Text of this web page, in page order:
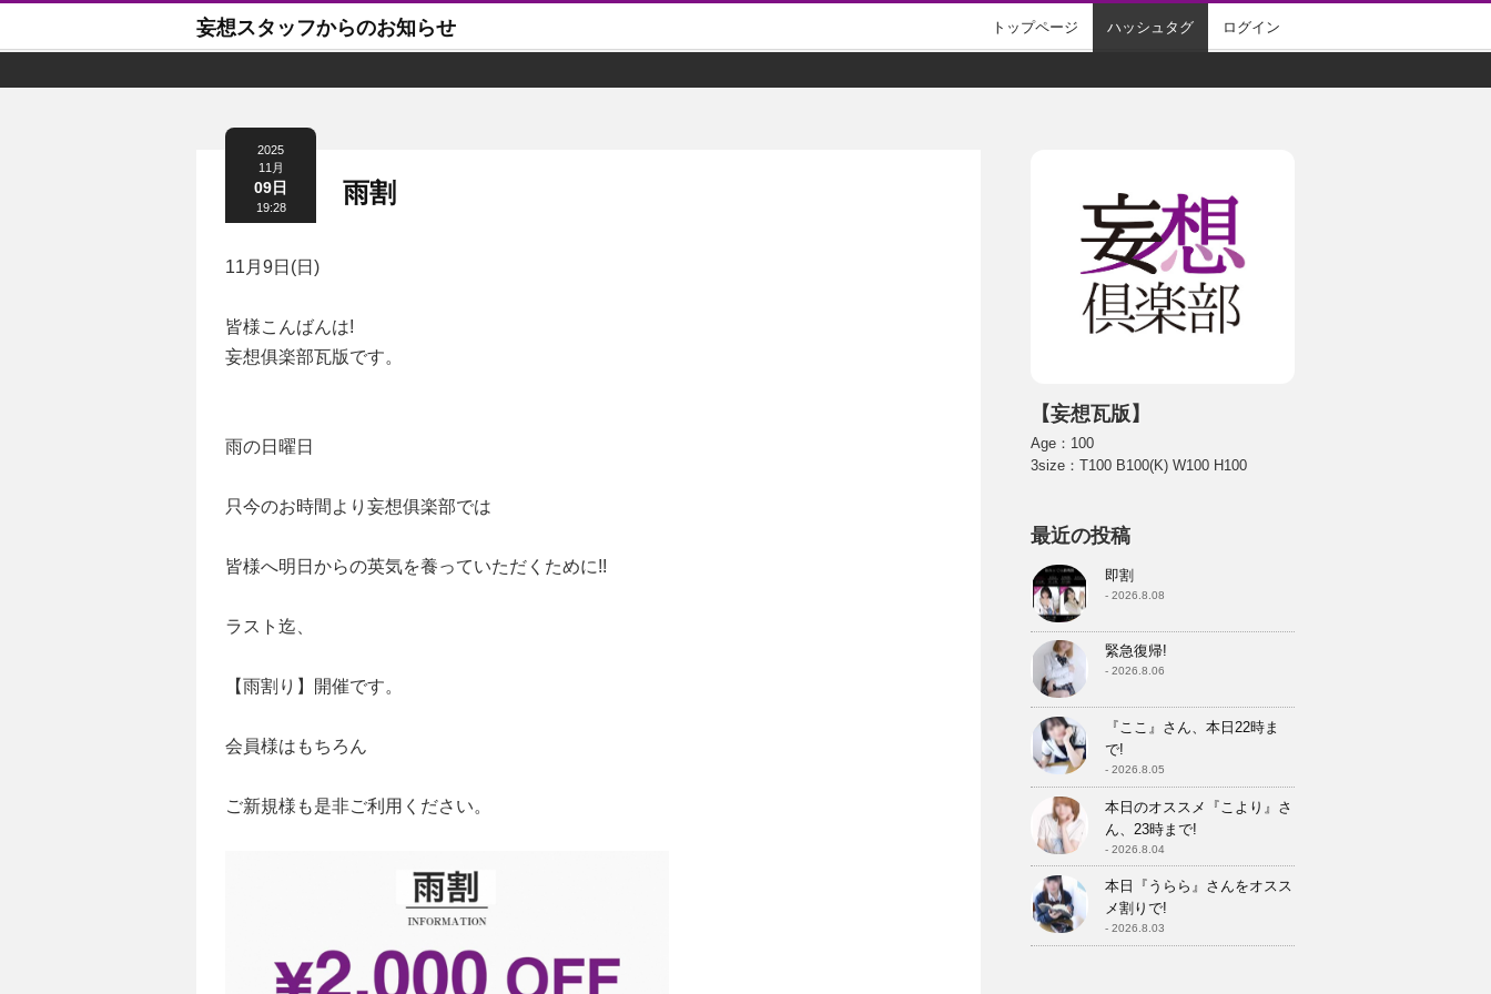
妄想スタッフからのお知らせ トップページ ハッシュタグ ログイン
2025
11月
09日
19:28 雨割
11月9日(日)
皆様こんばんは!
妄想俱楽部瓦版です。
雨の日曜日
只今のお時間より妄想俱楽部では
皆様へ明日からの英気を養っていただくために!!
ラスト迄、
【雨割り】開催です。
会員様はもちろん
ご新規様も是非ご利用ください。
【妄想瓦版】
Age：100
3size：T100 B100(K) W100 H100
最近の投稿
即割
- 2026.8.08
緊急復帰!
- 2026.8.06
『ここ』さん、本日22時ま
で!
- 2026.8.05
本日のオススメ『こより』さ
ん、23時まで!
- 2026.8.04
本日『うらら』さんをオスス
メ割りで!
- 2026.8.03